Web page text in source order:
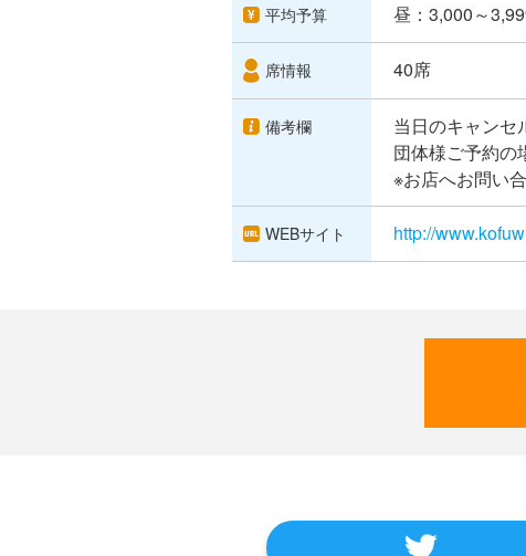
平均予算 昼：3,000～
席情報 40席
備考欄
当日のキャンセ
団体様ご予約の
※お店へお問い
WEBサイト http://